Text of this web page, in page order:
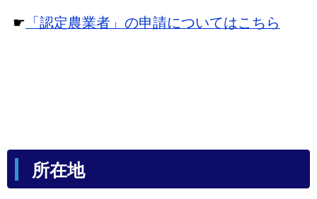
☛ 「認定農業者」の申請についてはこちら
所在地